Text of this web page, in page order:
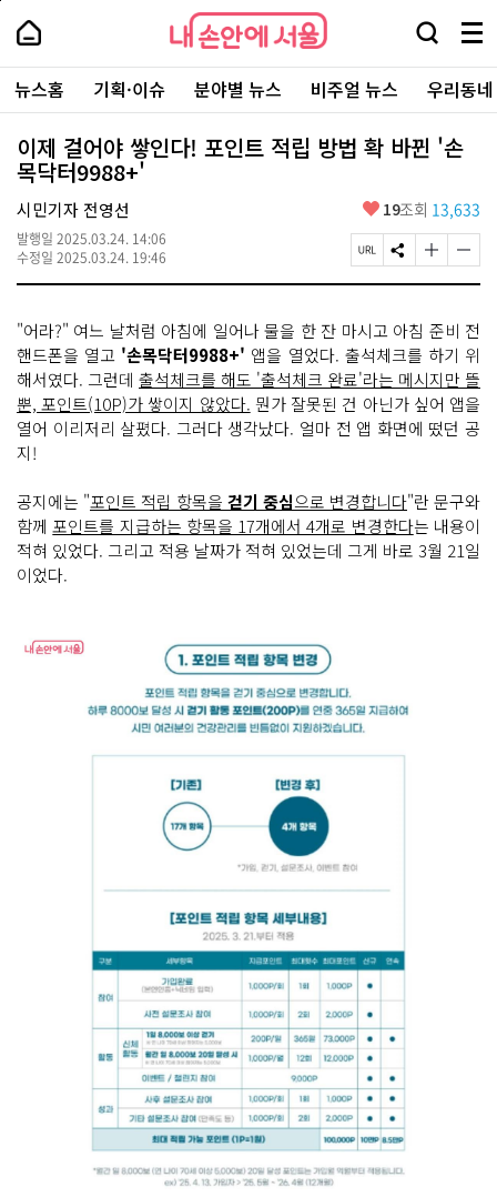
본
로
가
내
손
안
에
서
울
-
서
울
시
대
표
소
통
포
내
손
에
울
검
창
열
기
메
뉴
전
체
보
주
요
서
뉴스홈 기획·이슈 분야별 뉴스 비주얼 뉴스 우리동
이제 걸어야 쌓인다! 포인트 적립 방법 확 바뀐 '손
목닥터9988+'
시민기자 전영선
발행일 2025.03.24. 14:06
수정일 2025.03.24. 19:46
좋
요
19조회 13,633
페
이
R
L
복
사
S
N
유
하
기
글
자
크
게
변
경
하
기
글
자
작
게
변
경
하
기
"어라?" 여느 날처럼 아침에 일어나 물을 한 잔 마시고 아침 준비 전
핸드폰을 열고 '손목닥터9988+' 앱을 열었다. 출석체크를 하기 위
해서였다. 그런데 출석체크를 해도 '출석체크 완료'라는 메시지만 뜰
뿐, 포인트(10P)가 쌓이지 않았다. 뭔가 잘못된 건 아닌가 싶어 앱을
열어 이리저리 살폈다. 그러다 생각났다. 얼마 전 앱 화면에 떴던 공
지!
공지에는 "포인트 적립 항목을 걷기 중심으로 변경합니다"란 문구와
함께포인트를 지급하는 항목을 17개에서 4개로 변경한다는 내용이
적혀 있었다. 그리고 적용 날짜가 적혀 있었는데 그게 바로 3월 21일
이었다.
페
상
단
로